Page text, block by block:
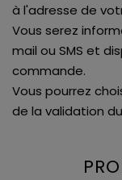
à l'adresse de
Vous serez
mail ou SMS et
commande.
Vous pourrez
de la validation